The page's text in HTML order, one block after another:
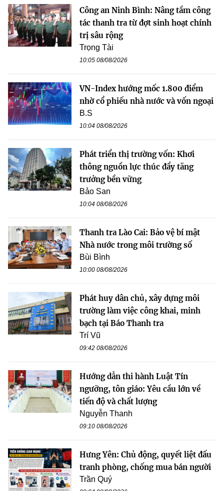
Công an Ninh Bình: Nâng tầm công
tác thanh tra từ đợt sinh hoạt chính
trị sâu rộng
Trọng Tài
10:05 08/08/2026
VN-Index hướng mốc 1.800 điểm
nhờ cổ phiếu nhà nước và vốn ngoại
B.S
10:04 08/08/2026
Phát triển thị trường vốn: Khơi
thông nguồn lực thúc đẩy tăng
trưởng bền vững
Bảo San
10:04 08/08/2026
Thanh tra Lào Cai: Bảo vệ bí mật
Nhà nước trong môi trường số
Bùi Bình
10:00 08/08/2026
Phát huy dân chủ, xây dựng môi
trường làm việc công khai, minh
bạch tại Báo Thanh tra
Trí Vũ
09:42 08/08/2026
Hướng dẫn thi hành Luật Tín
ngưỡng, tôn giáo: Yêu cầu lớn về
tiến độ và chất lượng
Nguyễn Thanh
09:10 08/08/2026
Hưng Yên: Chủ động, quyết liệt đấu
tranh phòng, chống mua bán người
Trần Quý